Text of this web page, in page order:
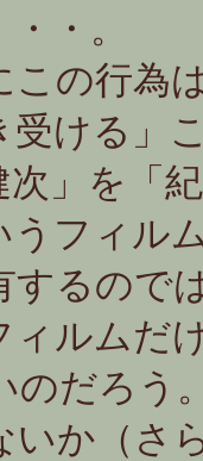
・。
の行為
受ける」
」を「
フィル
するので
ィルムだ
のだろう
いか（さ